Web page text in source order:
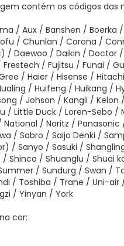
contém os códigos das
/ Aux / Banshen / Boerka
/ Chunlan / Corona /
/ Daewoo / Daikin / Doctor
Frestech / Fujitsu / Funai /
/ Haier / Hisense /
/ Huifeng / Huikang /
/ Johson / Kangli / Kelon
/ Little Duck / Loren-Sebo
National / Noritz /
/ Sabro / Saijo Denki /
/ Sanyo / Sasuki /
/ Shinco / Shuanglu / Shuai
/ Sundurg / Swan /
/ Toshiba / Trane / Uni-air
/ Yinyan / York
cor: